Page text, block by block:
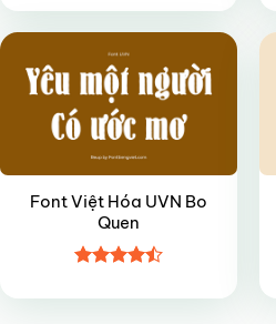
hạng4.95
5 sao
Font Việt Hóa UVN Bo
Quen
hạng4.5